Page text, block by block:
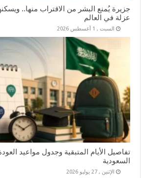
جزيرة يُمنع البشر من الاقتراب منها..
عزلة في العالم
السبت , 1 أغسطس 2026
تفاصيل الأيام المتبقية وجدول مواعيد
السعودية
الإثنين , 27 يوليو 2026